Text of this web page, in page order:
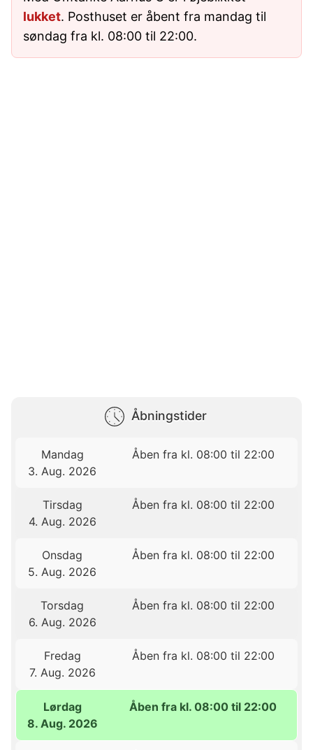
lukket. Posthuset er åbent fra mandag til
søndag fra kl. 08:00 til 22:00.
Åbningstider
Mandag
3. Aug. 2026
Åben fra kl. 08:00 til 22:00
Tirsdag
4. Aug. 2026
Åben fra kl. 08:00 til 22:00
Onsdag
5. Aug. 2026
Åben fra kl. 08:00 til 22:00
Torsdag
6. Aug. 2026
Åben fra kl. 08:00 til 22:00
Fredag
7. Aug. 2026
Åben fra kl. 08:00 til 22:00
Lørdag
8. Aug. 2026
Åben fra kl. 08:00 til 22:00